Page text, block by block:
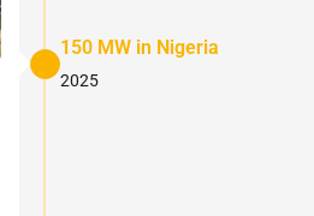
150 MW in Nigeria
2025